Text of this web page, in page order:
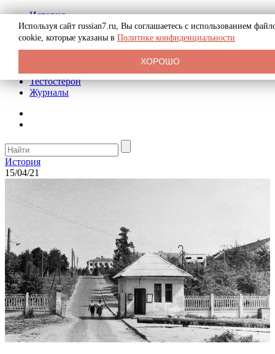
История
Биография
Криминал
Реклама на сайте
Тестостерон
Журналы
История
15/04/21
Используя сайт russian7.ru, Вы соглашаетесь с использованием
cookie, которые указаны в Политике конфиденциальности
ХОРОШО